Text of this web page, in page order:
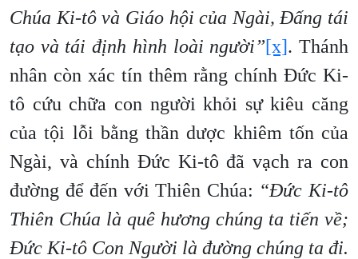
Chúa Ki-tô và Giáo hội của Ngài, Đấng tái
tạo và tái định hình loài người”[x]. Thánh
nhân còn xác tín thêm rằng chính Đức Ki-
tô cứu chữa con người khỏi sự kiêu căng
của tội lỗi bằng thần dược khiêm tốn của
Ngài, và chính Đức Ki-tô đã vạch ra con
đường để đến với Thiên Chúa: “Đức Ki-tô
Thiên Chúa là quê hương chúng ta tiến về;
Đức Ki-tô Con Người là đường chúng ta đi.